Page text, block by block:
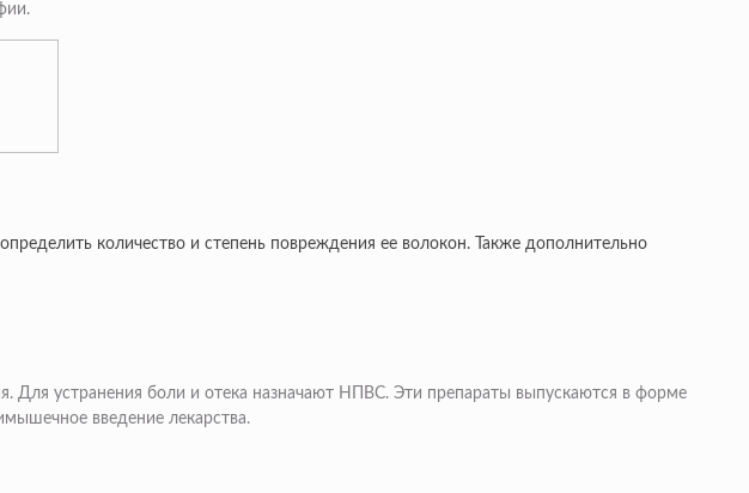
количество и степень повреждения ее волокон. Также дополнительно
Для устранения боли и отека назначают НПВС. Эти препараты выпускаются в форме
введение лекарства.